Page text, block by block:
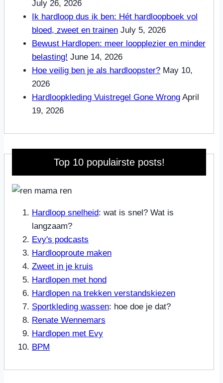
July 26, 2026
Ik hardloop dus ik ben: Hét hardloopboek vol
bloed, zweet en trainen July 5, 2026
Bewust Hardlopen: meer loopplezier en minder
belasting! June 14, 2026
Hoe veilig ben je als hardloopster? May 10,
2026
Hardloopkleding Vuistregel Gone Wrong April
19, 2026
Top 10 populairste posts!
Hardloop snelheid: wat is snel? Wat is
langzaam?
Evy's podcasts
Hardlooproute maken
Zweet in je kruis
Hardlopen met hond
Hardlopen na trekken verstandskiezen
Sportkleding wassen: hoe doe je dat?
Renate Wennemars
Hardlopen met Evy
BPM